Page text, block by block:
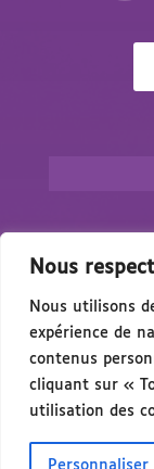
Nous
Nous utilisons
expérience de
contenus
cliquant sur «
utilisation des
Personnaliser
🎉